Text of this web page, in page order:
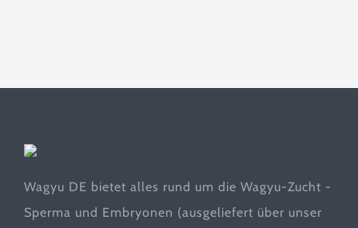
Wagyu DE bietet alles rund um die Wagyu-Zucht -
Sperma und Embryonen (ausgeliefert über unser